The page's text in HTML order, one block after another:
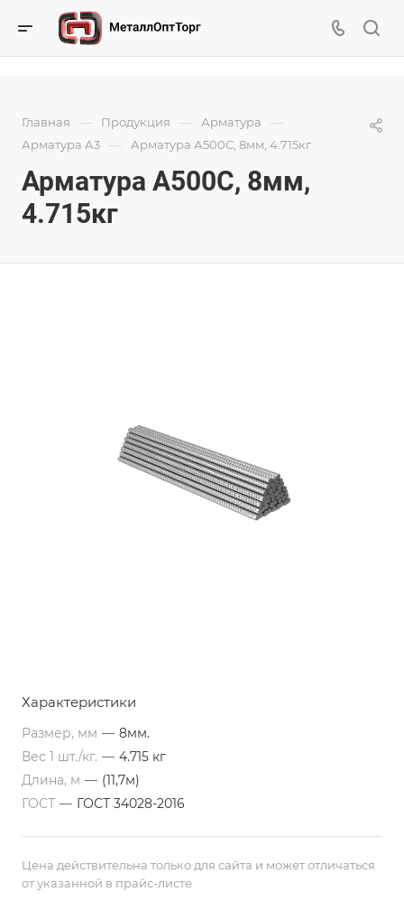
Главная — Продукция — Арматура —
Арматура А3 — Арматура А500С, 8мм, 4.715кг
Арматура А500С, 8мм,
4.715кг
Характеристики
Размер, мм — 8мм.
Вес 1 шт./кг. — 4.715 кг
Длина, м — (11,7м)
ГОСТ — ГОСТ 34028-2016
Цена действительна только для сайта и может отличаться
от указанной в прайс-листе